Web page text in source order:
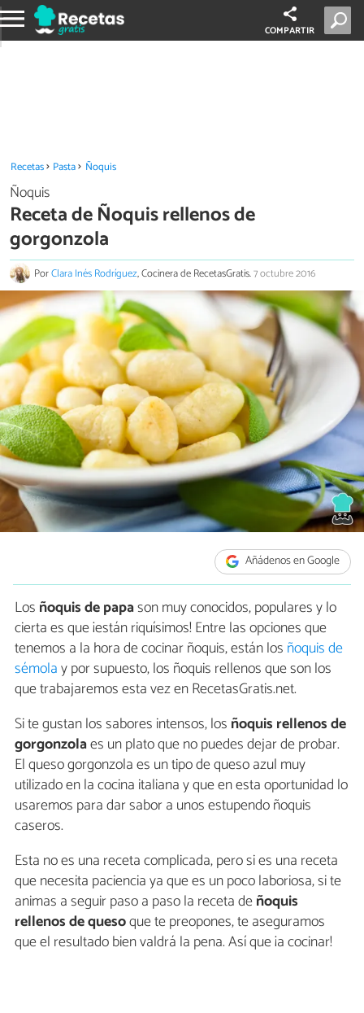
COMPARTIR
Recetas Pasta Ñoquis
Ñoquis
Receta de Ñoquis rellenos de
gorgonzola
PorClara Inés Rodríguez, Cocinera de RecetasGratis.7 octubre 2016
Añádenos en Google
Los ñoquis de papason muy conocidos, populares y lo
cierta es que ¡están riquísimos! Entre las opciones que
tenemos a la hora de cocinar ñoquis, están los ñoquis de
sémolay por supuesto, los ñoquis rellenos que son los
que trabajaremos esta vez en RecetasGratis.net.
Si te gustan los sabores intensos, los ñoquis rellenos de
gorgonzolaes un plato que no puedes dejar de probar.
El queso gorgonzola es un tipo de queso azul muy
utilizado en la cocina italiana y que en esta oportunidad lo
usaremos para dar sabor a unos estupendo ñoquis
caseros.
Esta no es una receta complicada, pero si es una receta
que necesita paciencia ya que es un poco laboriosa, si te
animas a seguir paso a paso la receta deñoquis
rellenos de quesoque te preopones, te aseguramos
que el resultado bien valdrá la pena. Así que ¡a cocinar!